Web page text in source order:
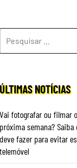
POR:
ÚLTIMAS NOTÍCIAS
Vai fotografar ou filmar
próxima semana? Saiba
deve fazer para evitar
telemóvel